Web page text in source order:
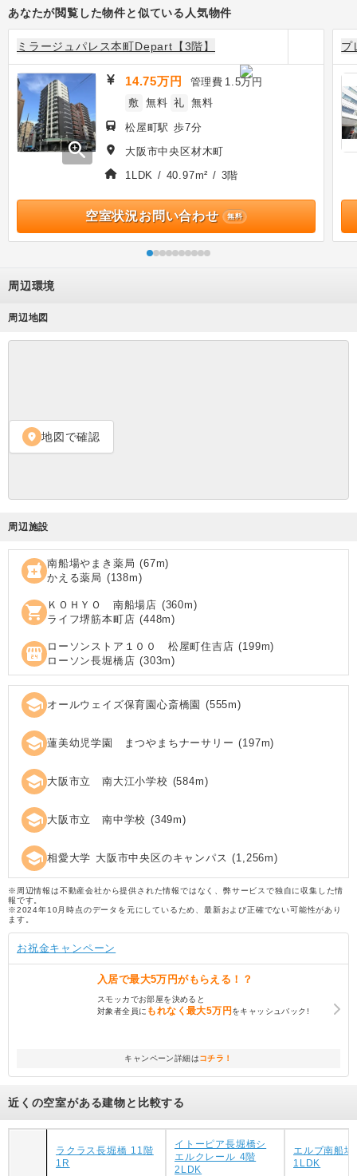
あなたが閲覧した物件と似ている人気物件
ミラージュパレス本町Depart【3階】
zoom_in
14.75万円 管理費 1.5万円
敷 無料 礼 無料
松屋町駅 歩7分
大阪市中央区材木町
1LDK / 40.97m² / 3階
空室状況お問い合わせ 無料
プ
周辺環境
周辺地図
location_on 地図で確認
周辺施設
local_pharmacy 南船場やまき薬局 (67m)
かえる薬局 (138m)
shopping_cart ＫＯＨＹＯ 南船場店 (360m)
ライフ堺筋本町店 (448m)
local_convenience_store ローソンストア１００ 松屋町住吉店 (199m)
ローソン長堀橋店 (303m)
school オールウェイズ保育園心斎橋園 (555m)
school 蓮美幼児学園 まつやまちナーサリー (197m)
school 大阪市立 南大江小学校 (584m)
school 大阪市立 南中学校 (349m)
school 相愛大学 大阪市中央区のキャンパス (1,256m)
※周辺情報は不動産会社から提供された情報ではなく、弊サービスで独自に収集した情
報です。
※2024年10月時点のデータを元にしているため、最新および正確でない可能性があり
ます。
お祝金キャンペーン
入居で最大5万円がもらえる！？
スモッカでお部屋を決めると
対象者全員に もれなく最大5万円をキャッシュバック!
キャンペーン詳細はコチラ！
近くの空室がある建物と比較する
ラクラス長堀橋 11階
1R
イトーピア長堀橋シ
エルクレール 4階
2LDK
エルブ南船
1LDK